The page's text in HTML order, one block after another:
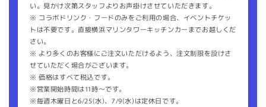
い。見かけ次第スタッフよりお声掛けさせていただきます。
※ コラボドリンク・フードのみをご利用の場合、イベントチケッ
トは不要です。直接横浜マリンタワーキッチンカーまでお越しくだ
さい。
※ より多くのお客様にご注文いただけるよう、注文制限を設けさ
せていただく場合がございます。
※ 価格はすべて税込です。
※営業開始時間は11時〜です。
※毎週木曜日と6/25(水)、7/9(水)は定休日です。